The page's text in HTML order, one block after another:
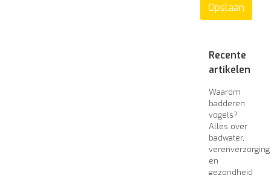
Opslaan
Recente
artikelen
Waarom
badderen
vogels?
Alles over
badwater,
verenverzorging
en
gezondheid